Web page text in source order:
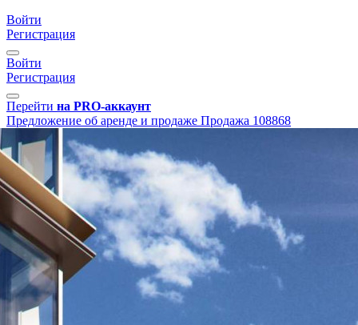
Войти
Регистрация
Войти
Регистрация
Перейти на PRO-аккаунт
Предложение об аренде и продаже Продажа 108868